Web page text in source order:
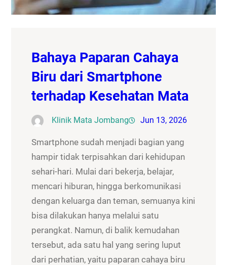
Bahaya Paparan Cahaya
Biru dari Smartphone
terhadap Kesehatan Mata
Klinik Mata Jombang Jun 13, 2026
Smartphone sudah menjadi bagian yang
hampir tidak terpisahkan dari kehidupan
sehari-hari. Mulai dari bekerja, belajar,
mencari hiburan, hingga berkomunikasi
dengan keluarga dan teman, semuanya kini
bisa dilakukan hanya melalui satu
perangkat. Namun, di balik kemudahan
tersebut, ada satu hal yang sering luput
dari perhatian, yaitu paparan cahaya biru